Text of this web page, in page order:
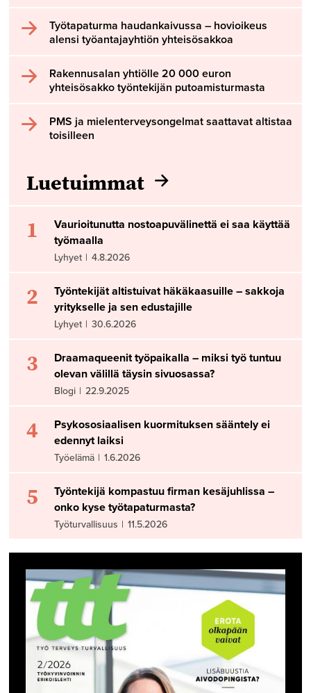
Työtapaturma haudankaivussa – hovioikeus
alensi työantajayhtiön yhteisösakkoa
Rakennusalan yhtiölle 20 000 euron
yhteisösakko työntekijän putoamisturmasta
PMS ja mielenterveysongelmat saattavat altistaa
toisilleen
Luetuimmat
1
Vaurioitunutta nostoapuvälinettä ei saa käyttää
työmaalla
Lyhyet | 4.8.2026
2
Työntekijät altistuivat häkäkaasuille – sakkoja
yritykselle ja sen edustajille
Lyhyet | 30.6.2026
3
Draamaqueenit työpaikalla – miksi työ tuntuu
olevan välillä täysin sivuosassa?
Blogi | 22.9.2025
4
Psykososiaalisen kuormituksen sääntely ei
edennyt laiksi
Työelämä | 1.6.2026
5
Työntekijä kompastuu firman kesäjuhlissa –
onko kyse työtapaturmasta?
Työturvallisuus | 11.5.2026